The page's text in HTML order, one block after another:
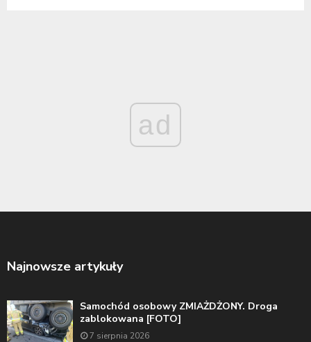
ad
Najnowsze artykuły
Samochód osobowy ZMIAŻDŻONY. Droga
zablokowana [FOTO]
7 sierpnia 2026